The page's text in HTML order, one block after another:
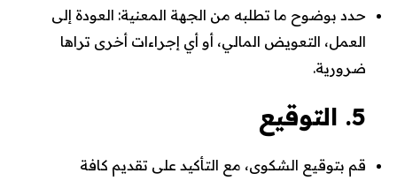
حدد بوضوح ما تطلبه من الجهة المعنية: العودة إلى
العمل، التعويض المالي، أو أي إجراءات أخرى تراها
ضرورية.
5. التوقيع
قم بتوقيع الشكوى، مع التأكيد على تقديم كافة